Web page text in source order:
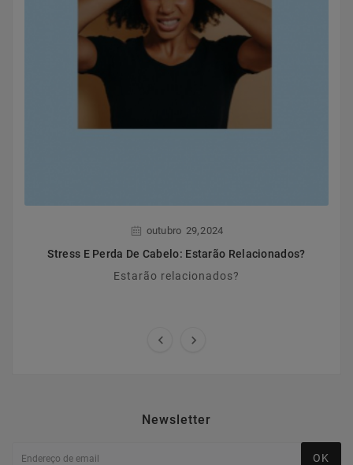
outubro 29, 2024
Stress E Perda De Cabelo: Estarão Relacionados?
Estarão relacionados?
 
Newsletter
OK